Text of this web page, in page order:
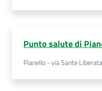
Punto salute di
Pianello - via Sante